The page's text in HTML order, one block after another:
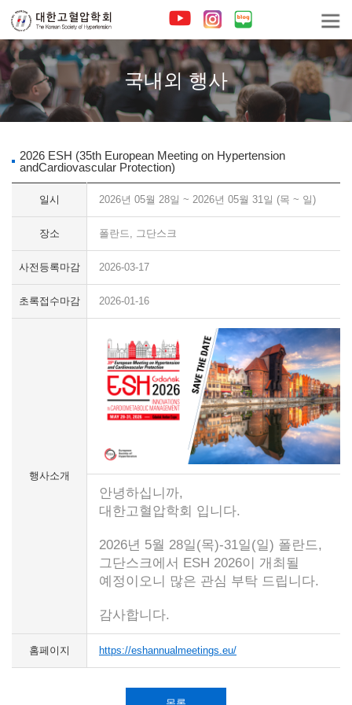
국내외 행사
2026 ESH (35th European Meeting on Hypertension
andCardiovascular Protection)
일시 2026년 05월 28일 ~ 2026년 05월 31일 (목 ~ 일)
장소 폴란드, 그단스크
사전등록마감 2026-03-17
초록접수마감 2026-01-16
행사소개
안녕하십니까,
대한고혈압학회 입니다.
2026년 5월 28일(목)-31일(일) 폴란드,
그단스크에서 ESH 2026이 개최될
예정이오니 많은 관심 부탁 드립니다.
감사합니다.
홈페이지 https://eshannualmeetings.eu/